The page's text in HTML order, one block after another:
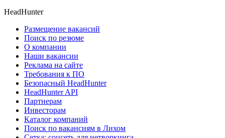
HeadHunter
Размещение вакансий
Поиск по резюме
О компании
Наши вакансии
Реклама на сайте
Требования к ПО
Безопасный HeadHunter
HeadHunter API
Партнерам
Инвесторам
Каталог компаний
Поиск по вакансиям в Лихом